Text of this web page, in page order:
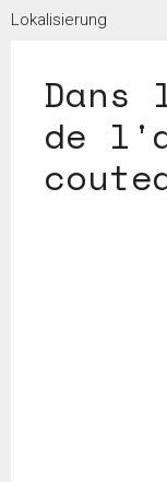
Lokalisierung
de